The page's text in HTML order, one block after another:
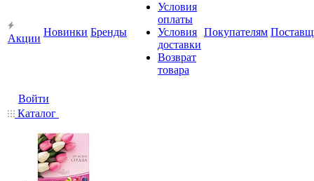
Акции
Новинки Бренды
Условия
оплаты
Условия
доставки
Возврат
товара
Покупателям
Войти
Каталог